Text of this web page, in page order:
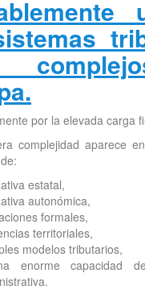
por la elevada carga
complejidad aparece
estatal,
autonómica,
formales,
territoriales,
modelos tributarios,
enorme capacidad de